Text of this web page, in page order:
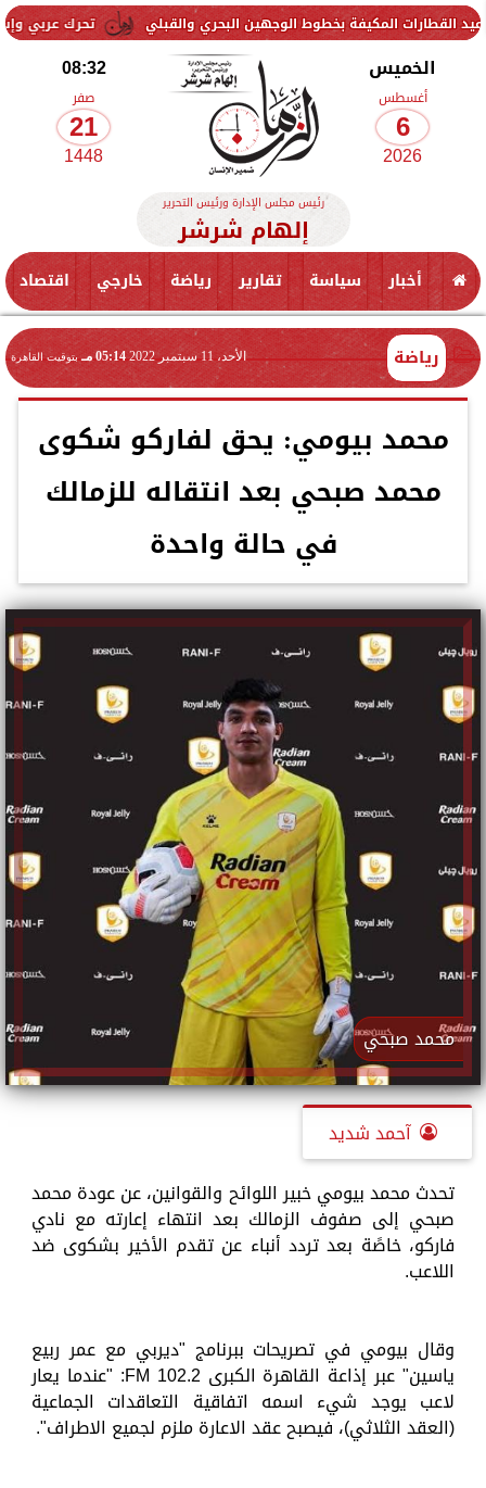
تحرك عربي وإسلامي لمواجهة بخطوط الوجهين البحري والقبلي
الخميس
أغسطس
6
2026
08:32
صفر
21
1448
رئيس مجلس الإدارة ورئيس التحرير
إلهام شرشر
أخبار سياسة تقارير رياضة خارجي اقتصاد
رياضة الأحد، 11 سبتمبر 2022 05:14 مـ بتوقيت القاهرة
محمد بيومي: يحق لفاركو شكوى
محمد صبحي بعد انتقاله للزمالك
في حالة واحدة
محمد صبحي
آحمد شديد
تحدث محمد بيومي خبير اللوائح والقوانين، عن عودة محمد
صبحي إلى صفوف الزمالك بعد انتهاء إعارته مع نادي
فاركو، خاصًة بعد تردد أنباء عن تقدم الأخير بشكوى ضد
اللاعب.
وقال بيومي في تصريحات ببرنامج "ديربي مع عمر ربيع
ياسين" عبر إذاعة القاهرة الكبرى 102.2 FM: "عندما يعار
لاعب يوجد شيء اسمه اتفاقية التعاقدات الجماعية
(العقد الثلاثي)، فيصبح عقد الاعارة ملزم لجميع الاطراف".